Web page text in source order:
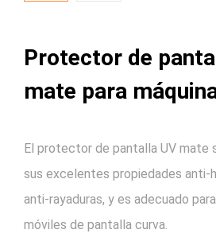
Protector de
mate para
El protector de pantalla UV mate
sus excelentes propiedades anti-
anti-rayaduras, y es adecuado
móviles de pantalla curva.